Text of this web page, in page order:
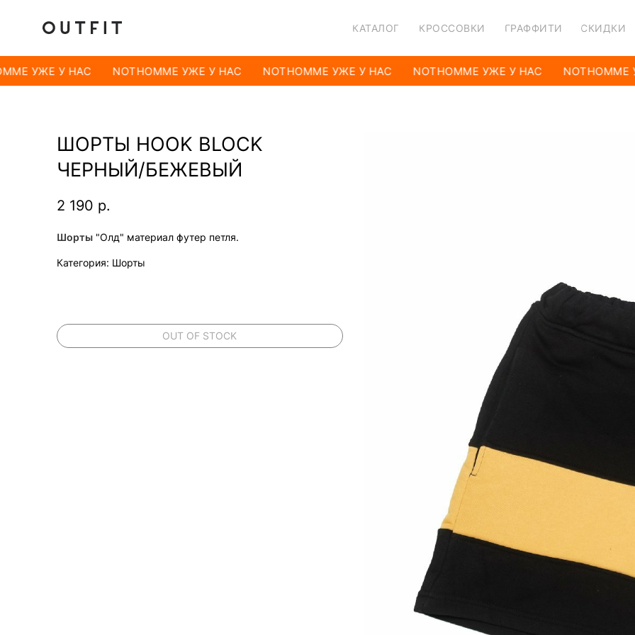
КАТАЛОГ КРОССОВКИ ГРАФФИТИ СКИДКИ
УЖЕ У НАС NOTHOMME УЖЕ У НАС NOTHOMME УЖЕ У НАС NOTHOMME УЖЕ У НАС
ШОРТЫ HOOK BLOCK
ЧЕРНЫЙ/БЕЖЕВЫЙ
2 190 р.
OUT OF STOCK
Шорты "Олд" материал футер петля.
Категория: Шорты